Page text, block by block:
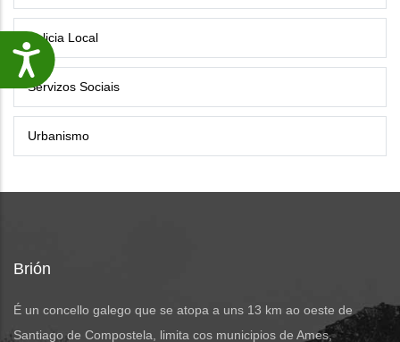
Accesibilidade
Policia Local
Servizos Sociais
Urbanismo
Brión
É un concello galego que se atopa a uns 13 km ao oeste de
Santiago de Compostela, limita cos municipios de Ames,